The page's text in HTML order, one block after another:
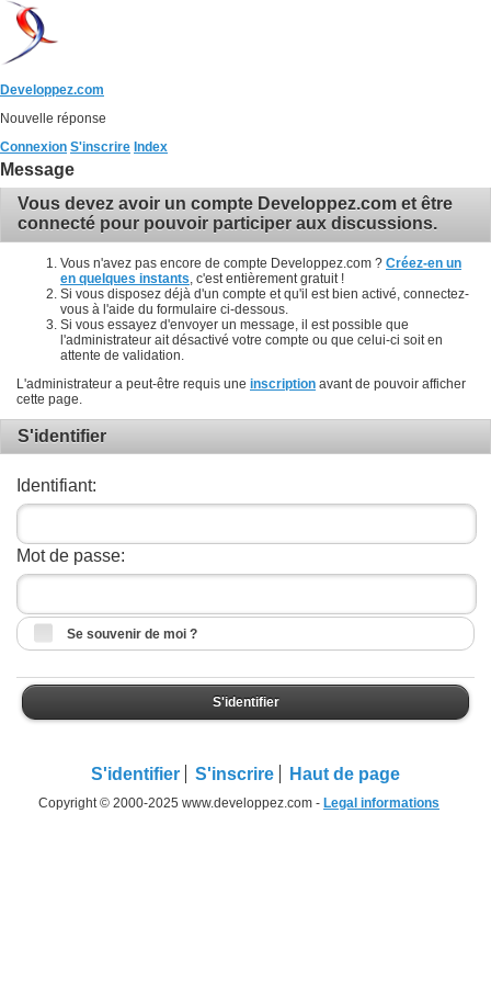
Developpez.com
Nouvelle réponse
Connexion S'inscrire Index
Message
Vous devez avoir un compte Developpez.com et être
connecté pour pouvoir participer aux discussions.
Vous n'avez pas encore de compte Developpez.com ? Créez-en un
en quelques instants , c'est entièrement gratuit !
Si vous disposez déjà d'un compte et qu'il est bien activé, connectez-
vous à l'aide du formulaire ci-dessous.
Si vous essayez d'envoyer un message, il est possible que
l'administrateur ait désactivé votre compte ou que celui-ci soit en
attente de validation.
L'administrateur a peut-être requis une inscription avant de pouvoir afficher
cette page.
S'identifier
Identifiant:
Mot de passe:
Se souvenir de moi ?
S'identifier
S'identifier S'inscrire Haut de page
Copyright © 2000-2025 www.developpez.com - Legal informations